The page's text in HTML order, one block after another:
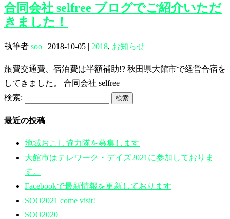
合同会社 selfree ブログでご紹介いただ
きました！
執筆者 soo | 2018-10-05 | 2018, お知らせ
旅費交通費、宿泊費は半額補助!? 秋田県大館市で経営合宿を
してきました。 合同会社 selfree
検索:
最近の投稿
地域おこし協力隊を募集します
大館市はテレワーク・デイズ2021に参加しておりま
す。
Facebookで最新情報を更新しております
SOO2021 come visit!
SOO2020